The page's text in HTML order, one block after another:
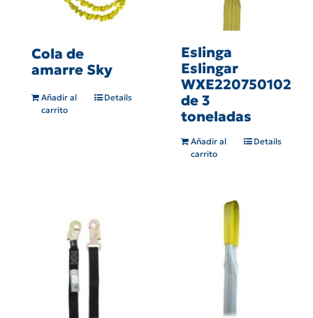
Cola de
amarre Sky
Añadir al
carrito
Details
Eslinga
Eslingar
WXE220750102
de 3
toneladas
Añadir al
carrito
Details